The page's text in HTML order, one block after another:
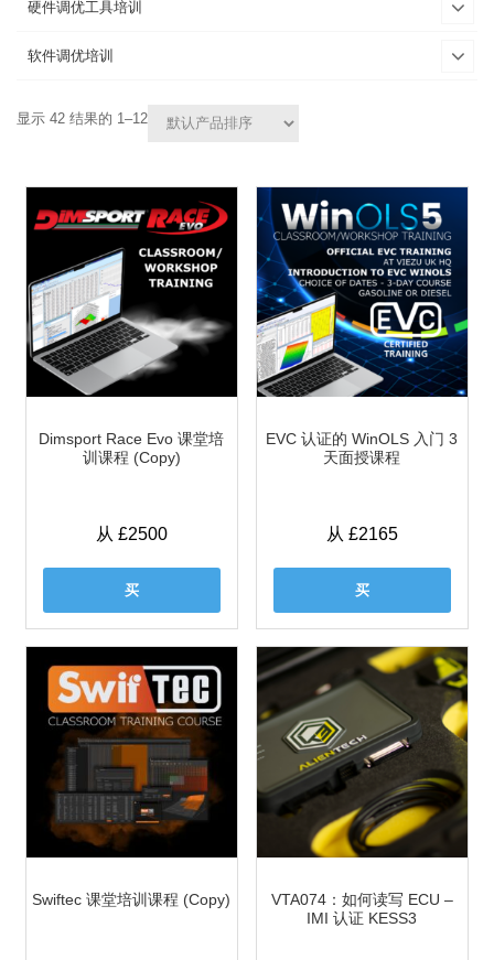
显示 42 结果的 1–12
Dimsport Race Evo 课堂培
训课程 (Copy)
从 £2500
买
EVC 认证的 WinOLS 入门 3
天面授课程
从 £2165
买
Swiftec 课堂培训课程 (Copy)
VTA074：如何读写 ECU –
IMI 认证 KESS3
硬件调优工具培训
软件调优培训